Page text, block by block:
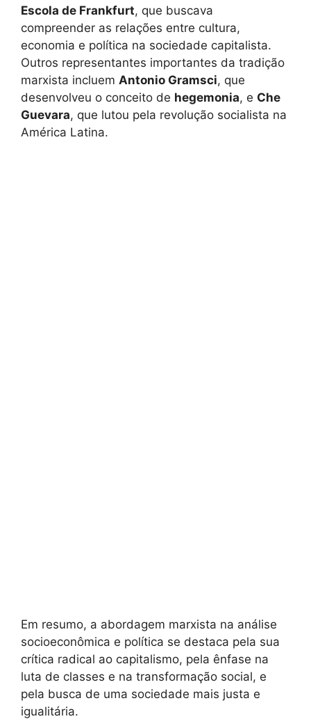
Escola de Frankfurt, que buscava
compreender as relações entre cultura,
economia e política na sociedade capitalista.
Outros representantes importantes da tradição
marxista incluem Antonio Gramsci, que
desenvolveu o conceito de hegemonia, e Che
Guevara, que lutou pela revolução socialista na
América Latina.
Em resumo, a abordagem marxista na análise
socioeconômica e política se destaca pela sua
crítica radical ao capitalismo, pela ênfase na
luta de classes e na transformação social, e
pela busca de uma sociedade mais justa e
igualitária.